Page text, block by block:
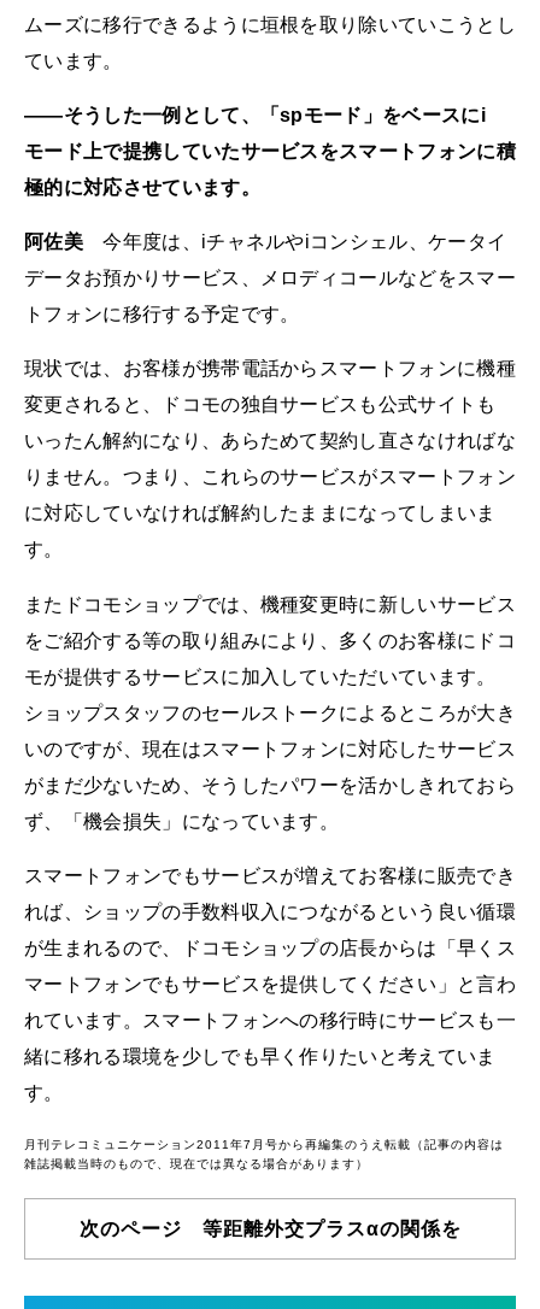
ムーズに移行できるように垣根を取り除いていこうとし
ています。
――そうした一例として、「spモード」をベースにi
モード上で提携していたサービスをスマートフォンに積
極的に対応させています。
阿佐美今年度は、iチャネルやiコンシェル、ケータイ
データお預かりサービス、メロディコールなどをスマー
トフォンに移行する予定です。
現状では、お客様が携帯電話からスマートフォンに機種
変更されると、ドコモの独自サービスも公式サイトも
いったん解約になり、あらためて契約し直さなければな
りません。つまり、これらのサービスがスマートフォン
に対応していなければ解約したままになってしまいま
す。
またドコモショップでは、機種変更時に新しいサービス
をご紹介する等の取り組みにより、多くのお客様にドコ
モが提供するサービスに加入していただいています。
ショップスタッフのセールストークによるところが大き
いのですが、現在はスマートフォンに対応したサービス
がまだ少ないため、そうしたパワーを活かしきれておら
ず、「機会損失」になっています。
スマートフォンでもサービスが増えてお客様に販売でき
れば、ショップの手数料収入につながるという良い循環
が生まれるので、ドコモショップの店長からは「早くス
マートフォンでもサービスを提供してください」と言わ
れています。スマートフォンへの移行時にサービスも一
緒に移れる環境を少しでも早く作りたいと考えていま
す。
月刊テレコミュニケーション2011年7月号から再編集のうえ転載（記事の内容は
雑誌掲載当時のもので、現在では異なる場合があります）
次のページ 等距離外交プラスαの関係を